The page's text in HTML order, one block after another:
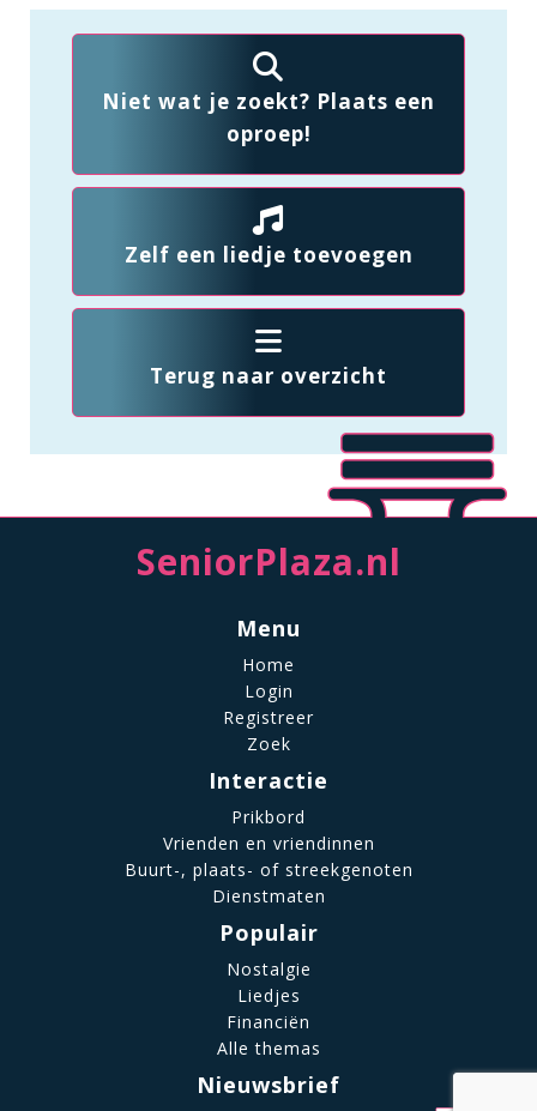
Niet wat je zoekt? Plaats een
oproep!
Zelf een liedje toevoegen
Terug naar overzicht
SeniorPlaza.nl
Menu
Home
Login
Registreer
Zoek
Interactie
Prikbord
Vrienden en vriendinnen
Buurt-, plaats- of streekgenoten
Dienstmaten
Populair
Nostalgie
Liedjes
Financiën
Alle themas
Nieuwsbrief